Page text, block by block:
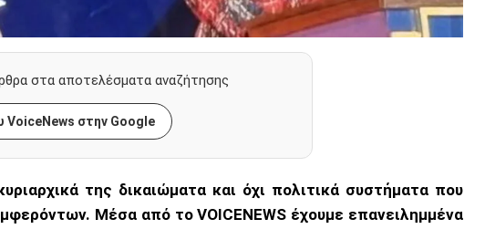
στα αποτελέσματα αναζήτησης
VoiceNews στην Google
της δικαιώματα και όχι πολιτικά συστήματα που
Μέσα από το VOICENEWS έχουμε επανειλημμένα